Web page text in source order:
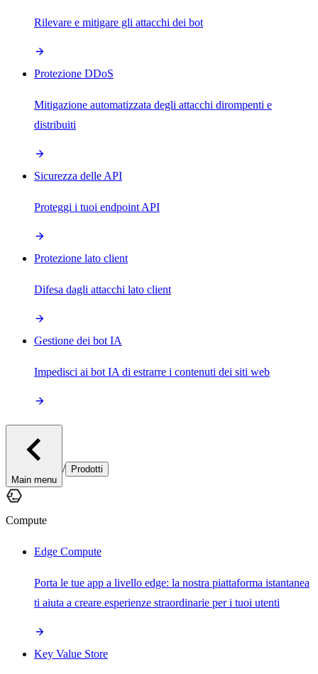
Rilevare e mitigare gli attacchi dei bot
Protezione DDoS
Mitigazione automatizzata degli attacchi dirompenti e
distribuiti
Sicurezza delle API
Proteggi i tuoi endpoint API
Protezione lato client
Difesa dagli attacchi lato client
Gestione dei bot IA
Impedisci ai bot IA di estrarre i contenuti dei siti web
Main menu
/ Prodotti
Compute
Edge Compute
Porta le tue app a livello edge: la nostra piattaforma istantanea
ti aiuta a creare esperienze straordinarie per i tuoi utenti
Key Value Store